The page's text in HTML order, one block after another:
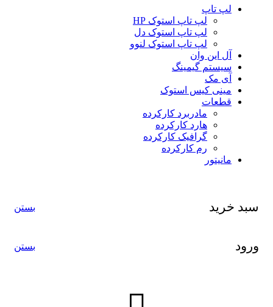
لپ تاپ
لپ تاپ استوک HP
لپ تاپ استوک دل
لپ تاپ استوک لنوو
آل این وان
سیستم گیمینگ
آی مک
مینی کیس استوک
قطعات
مادربرد کارکرده
هارد کارکرده
گرافیک کارکرده
رم کارکرده
مانیتور
سبد خرید بستن
ورود بستن